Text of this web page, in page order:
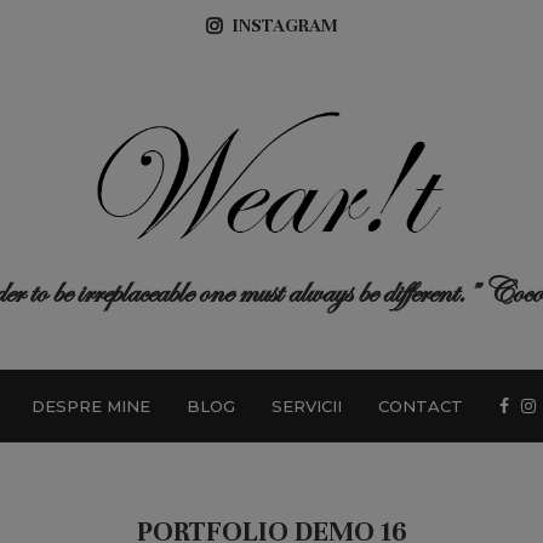
INSTAGRAM
be irreplaceable one must always be different.”
DESPRE MINE BLOG SERVICII CONTACT
PORTFOLIO DEMO 16